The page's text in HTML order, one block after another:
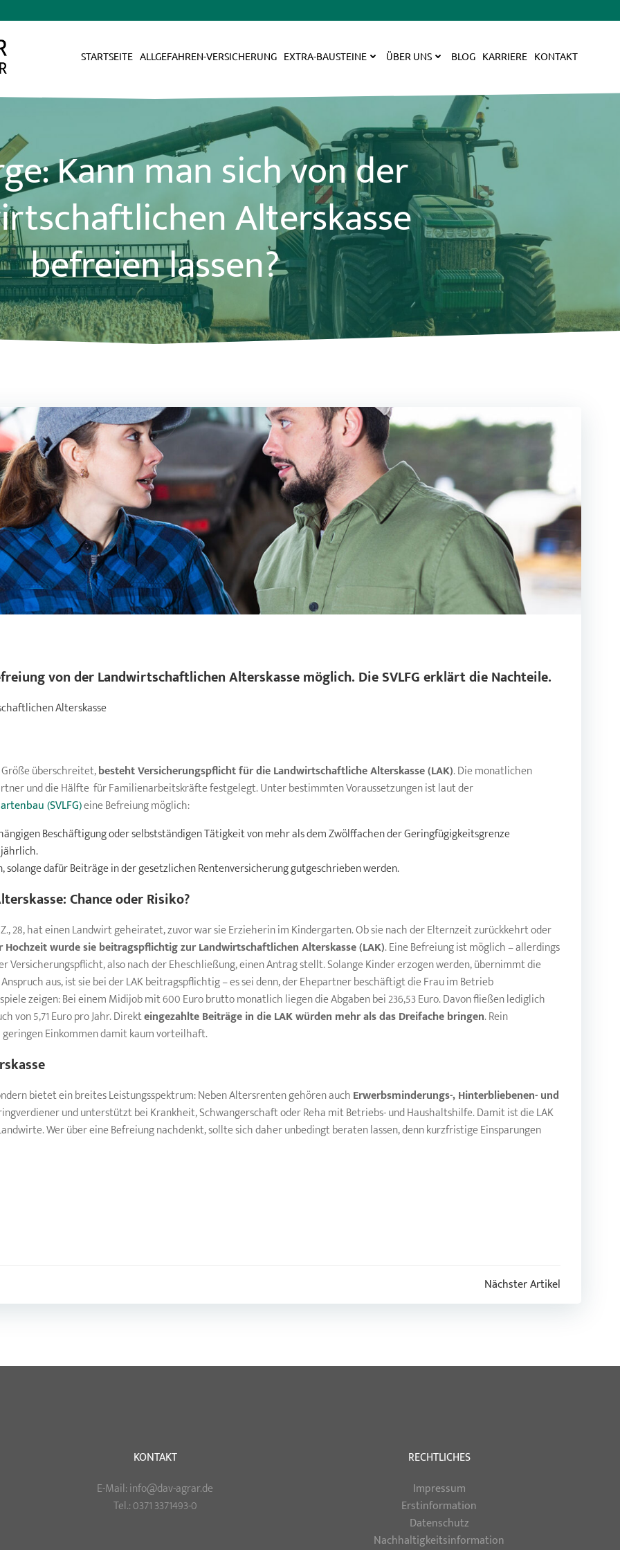
STARTSEITE ALLGEFAHREN-VERSICHERUNG EXTRA-BAUSTEINE ÜBER UNS BLOG KARRIERE KONTAKT
Kann man sich von der
Alterskasse
befreien lassen?
von derLandwirtschaftlichen Alterskassemöglich. Die SVLFG erklärt die Nachteile.
Alterskasse
überschreitet,besteht Versicherungspflicht für die Landwirtschaftliche Alterskasse (LAK). Die monatlichen
und die Hälfte für Familienarbeitskräfte festgelegt. Unter bestimmten Voraussetzungen ist laut der
(SVLFG)eine Befreiung möglich:
Beschäftigung oder selbstständigen Tätigkeit von mehr als dem Zwölffachen der Geringfügigkeitsgrenze
dafür Beiträge in der gesetzlichen Rentenversicherung gutgeschrieben werden.
Chance oder Risiko?
28, hat einen Landwirt geheiratet, zuvor war sie Erzieherin im Kindergarten. Ob sie nach der Elternzeit zurückkehrt oder
Hochzeit wurde sie beitragspflichtig zur Landwirtschaftlichen Alterskasse (LAK). Eine Befreiung ist möglich – allerdings
Versicherungspflicht, also nach der Eheschließung, einen Antrag stellt. Solange Kinder erzogen werden, übernimmt die
aus, ist sie bei der LAK beitragspflichtig – es sei denn, der Ehepartner beschäftigt die Frau im Betrieb
zeigen: Bei einem Midijob mit 600 Euro brutto monatlich liegen die Abgaben bei 236,53 Euro. Davon fließen lediglich
von 5,71 Euro pro Jahr. Direkteingezahlte Beiträge in die LAK würden mehr als das Dreifache bringen. Rein
Einkommen damit kaum vorteilhaft.
bietet ein breites Leistungsspektrum: Neben Altersrenten gehören auchErwerbsminderungs-, Hinterbliebenen- und
und unterstützt bei Krankheit, Schwangerschaft oder Reha mit Betriebs- und Haushaltshilfe. Damit ist die LAK
Wer über eine Befreiung nachdenkt, sollte sich daher unbedingt beraten lassen, denn kurzfristige Einsparungen
Post Nächster Artikel
KONTAKT
E-Mail: info@dav-agrar.de
Tel.: 0371 3371493-0
RECHTLICHES
Impressum
Erstinformation
Datenschutz
Nachhaltigkeitsinformation